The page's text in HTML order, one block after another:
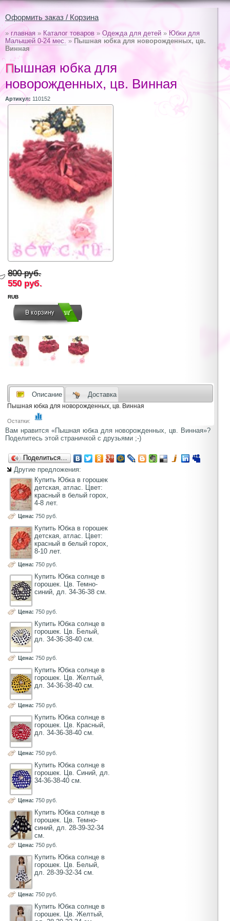
Оформить заказ / Корзина
» главная » Каталог товаров » Одежда для детей » Юбки для
Малышей 0-24 мес. » Пышная юбка для новорожденных, цв.
Винная
Пышная юбка для
новорожденных, цв. Винная
Артикул: 110152
800 руб.
550 руб.
RUB
Описание Доставка
Пышная юбка для новорожденных, цв. Винная
Остатки:
Вам нравится «Пышная юбка для новорожденных, цв. Винная»?
Поделитесь этой страничкой с друзьями ;-)
Поделиться…
Другие предложения:
Купить Юбка в горошек
детская, атлас. Цвет:
красный в белый горох,
4-8 лет.
Цена: 750 руб.
Купить Юбка в горошек
детская, атлас. Цвет:
красный в белый горох,
8-10 лет.
Цена: 750 руб.
Купить Юбка солнце в
горошек. Цв. Темно-
синий, дл. 34-36-38 см.
Цена: 750 руб.
Купить Юбка солнце в
горошек. Цв. Белый,
дл. 34-36-38-40 см.
Цена: 750 руб.
Купить Юбка солнце в
горошек. Цв. Желтый,
дл. 34-36-38-40 см.
Цена: 750 руб.
Купить Юбка солнце в
горошек. Цв. Красный,
дл. 34-36-38-40 см.
Цена: 750 руб.
Купить Юбка солнце в
горошек. Цв. Синий, дл.
34-36-38-40 см.
Цена: 750 руб.
Купить Юбка солнце в
горошек. Цв. Темно-
синий, дл. 28-39-32-34
см.
Цена: 750 руб.
Купить Юбка солнце в
горошек. Цв. Белый,
дл. 28-39-32-34 см.
Цена: 750 руб.
Купить Юбка солнце в
горошек. Цв. Желтый,